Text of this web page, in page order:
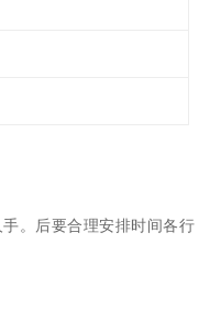
。后要合理安排时间各行